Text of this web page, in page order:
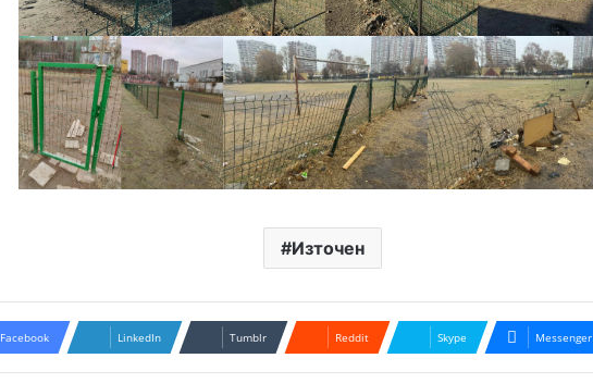
Източен
Facebook LinkedIn Tumblr Reddit Skype Messenger